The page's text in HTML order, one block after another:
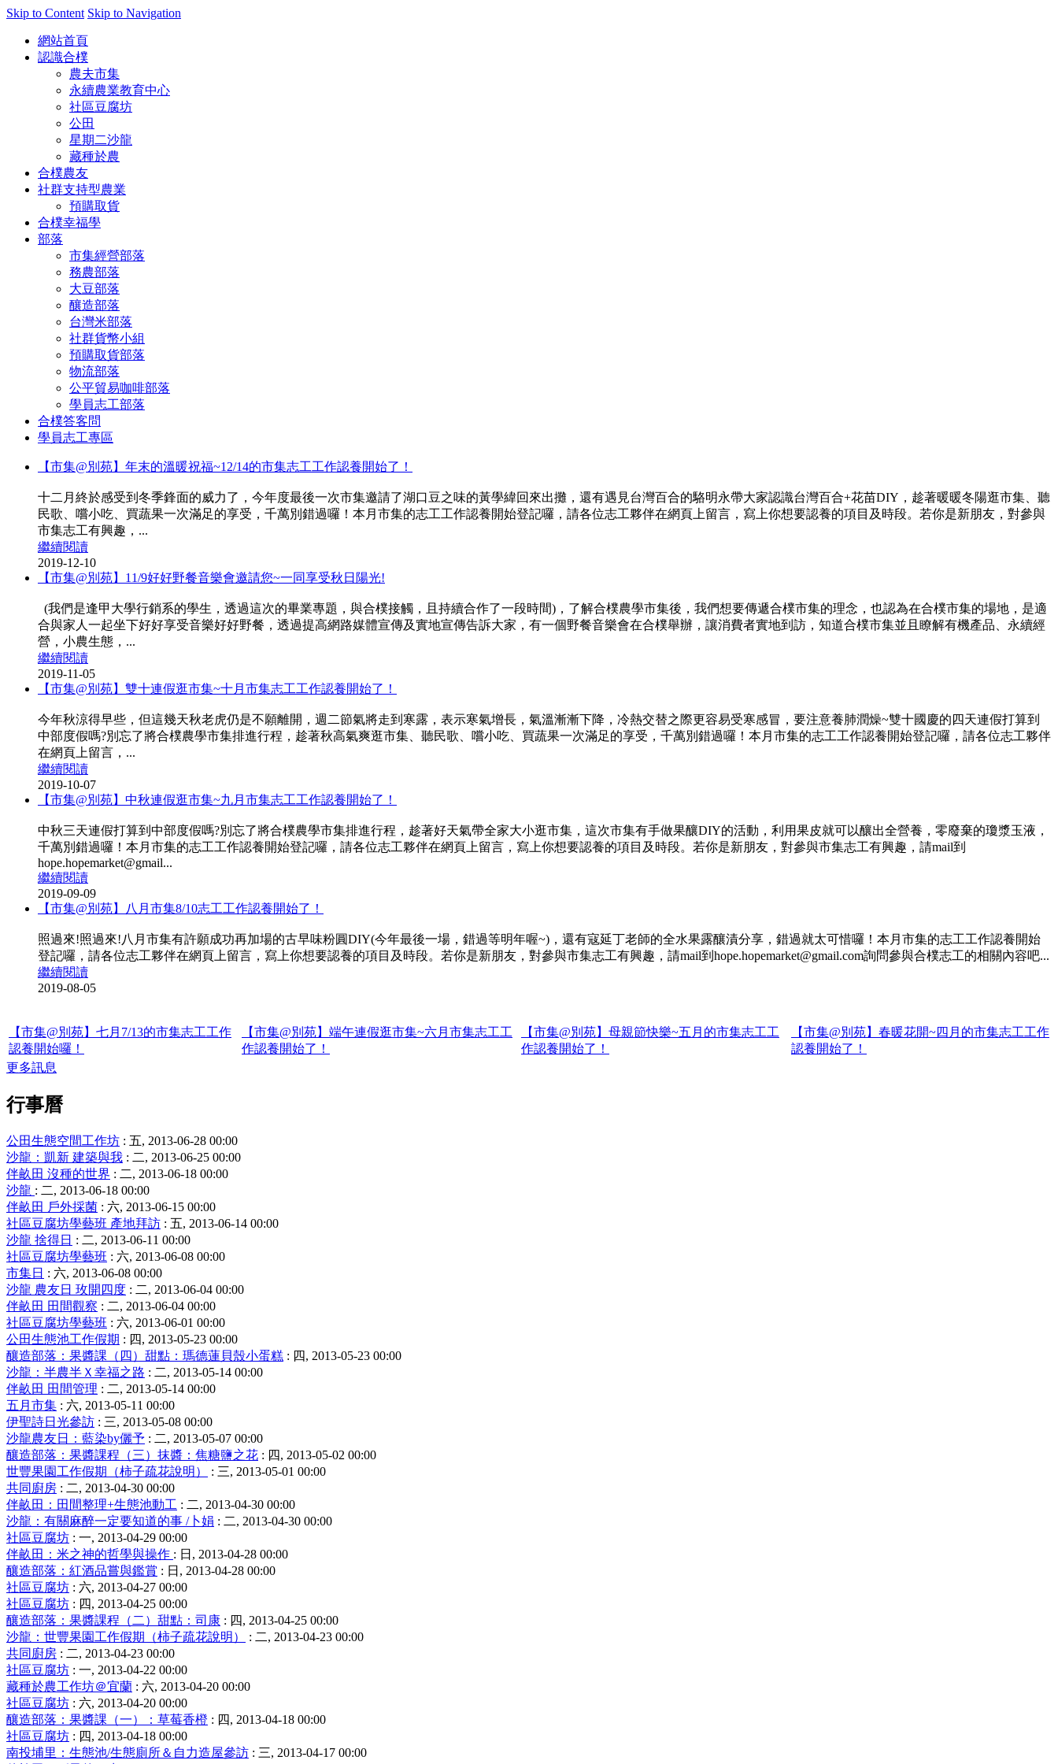
Skip to Content Skip to Navigation
網站首頁
認識合樸
農夫市集
永續農業教育中心
社區豆腐坊
公田
星期二沙龍
藏種於農
合樸農友
社群支持型農業
預購取貨
合樸幸福學
部落
市集經營部落
務農部落
大豆部落
釀造部落
台灣米部落
社群貨幣小組
預購取貨部落
物流部落
公平貿易咖啡部落
學員志工部落
合樸答客問
學員志工專區
【市集@別苑】年末的溫暖祝福~12/14的市集志工工作認養開始了！
十二月終於感受到冬季鋒面的威力了，今年度最後一次市集邀請了湖口豆之味的黃學緯回來出攤，還有遇見台灣百合的駱明永帶大家認識台灣百合+花苗DIY，趁著暖暖冬陽逛市集、聽
民歌、嚐小吃、買蔬果一次滿足的享受，千萬別錯過囉！本月市集的志工工作認養開始登記囉，請各位志工夥伴在網頁上留言，寫上你想要認養的項目及時段。若你是新朋友，對參與
市集志工有興趣，...
繼續閱讀
2019-12-10
【市集@別苑】11/9好好野餐音樂會邀請您~一同享受秋日陽光!
(我們是逢甲大學行銷系的學生，透過這次的畢業專題，與合樸接觸，且持續合作了一段時間)，了解合樸農學市集後，我們想要傳遞合樸市集的理念，也認為在合樸市集的場地，是適
合與家人一起坐下好好享受音樂好好野餐，透過提高網路媒體宣傳及實地宣傳告訴大家，有一個野餐音樂會在合樸舉辦，讓消費者實地到訪，知道合樸市集並且瞭解有機產品、永續經
營，小農生態，...
繼續閱讀
2019-11-05
【市集@別苑】雙十連假逛市集~十月市集志工工作認養開始了！
今年秋涼得早些，但這幾天秋老虎仍是不願離開，週二節氣將走到寒露，表示寒氣增長，氣溫漸漸下降，冷熱交替之際更容易受寒感冒，要注意養肺潤燥~雙十國慶的四天連假打算到
中部度假嗎?別忘了將合樸農學市集排進行程，趁著秋高氣爽逛市集、聽民歌、嚐小吃、買蔬果一次滿足的享受，千萬別錯過囉！本月市集的志工工作認養開始登記囉，請各位志工夥伴
在網頁上留言，...
繼續閱讀
2019-10-07
【市集@別苑】中秋連假逛市集~九月市集志工工作認養開始了！
中秋三天連假打算到中部度假嗎?別忘了將合樸農學市集排進行程，趁著好天氣帶全家大小逛市集，這次市集有手做果釀DIY的活動，利用果皮就可以釀出全營養，零廢棄的瓊漿玉液，
千萬別錯過囉！本月市集的志工工作認養開始登記囉，請各位志工夥伴在網頁上留言，寫上你想要認養的項目及時段。若你是新朋友，對參與市集志工有興趣，請mail到
hope.hopemarket@gmail...
繼續閱讀
2019-09-09
【市集@別苑】八月市集8/10志工工作認養開始了！
照過來!照過來!八月市集有許願成功再加場的古早味粉圓DIY(今年最後一場，錯過等明年喔~)，還有寇延丁老師的全水果露釀漬分享，錯過就太可惜囉！本月市集的志工工作認養開始
登記囉，請各位志工夥伴在網頁上留言，寫上你想要認養的項目及時段。若你是新朋友，對參與市集志工有興趣，請mail到hope.hopemarket@gmail.com詢問參與合樸志工的相關內容吧...
繼續閱讀
2019-08-05
【市集@別苑】七月7/13的市集志工工作
認養開始囉！
【市集@別苑】端午連假逛市集~六月市集志工工
作認養開始了！
【市集@別苑】母親節快樂~五月的市集志工工
作認養開始了！
【市集@別苑】春暖花開~四月的市集志工工作
認養開始了！
更多訊息
行事曆
公田生態空間工作坊 : 五, 2013-06-28 00:00
沙龍：凱新 建築與我 : 二, 2013-06-25 00:00
伴畝田 沒種的世界 : 二, 2013-06-18 00:00
沙龍 : 二, 2013-06-18 00:00
伴畝田 戶外採菌 : 六, 2013-06-15 00:00
社區豆腐坊學藝班 產地拜訪 : 五, 2013-06-14 00:00
沙龍 捨得日 : 二, 2013-06-11 00:00
社區豆腐坊學藝班 : 六, 2013-06-08 00:00
市集日 : 六, 2013-06-08 00:00
沙龍 農友日 玫開四度 : 二, 2013-06-04 00:00
伴畝田 田間觀察 : 二, 2013-06-04 00:00
社區豆腐坊學藝班 : 六, 2013-06-01 00:00
公田生態池工作假期 : 四, 2013-05-23 00:00
釀造部落：果醬課（四）甜點：瑪德蓮貝殼小蛋糕 : 四, 2013-05-23 00:00
沙龍：半農半Ｘ幸福之路 : 二, 2013-05-14 00:00
伴畝田 田間管理 : 二, 2013-05-14 00:00
五月市集 : 六, 2013-05-11 00:00
伊聖詩日光參訪 : 三, 2013-05-08 00:00
沙龍農友日：藍染by儷予 : 二, 2013-05-07 00:00
釀造部落：果醬課程（三）抹醬：焦糖鹽之花 : 四, 2013-05-02 00:00
世豐果園工作假期（柿子疏花說明）
: 三, 2013-05-01 00:00
共同廚房 : 二, 2013-04-30 00:00
伴畝田：田間整理+生態池動工 : 二, 2013-04-30 00:00
沙龍：有關麻醉一定要知道的事 /卜娟 : 二, 2013-04-30 00:00
社區豆腐坊 : 一, 2013-04-29 00:00
伴畝田：米之神的哲學與操作 : 日, 2013-04-28 00:00
釀造部落：紅酒品嘗與鑑賞 : 日, 2013-04-28 00:00
社區豆腐坊 : 六, 2013-04-27 00:00
社區豆腐坊 : 四, 2013-04-25 00:00
釀造部落：果醬課程（二）甜點：司康 : 四, 2013-04-25 00:00
沙龍：世豐果園工作假期（柿子疏花說明）
: 二, 2013-04-23 00:00
共同廚房 : 二, 2013-04-23 00:00
社區豆腐坊 : 一, 2013-04-22 00:00
藏種於農工作坊＠宜蘭 : 六, 2013-04-20 00:00
社區豆腐坊 : 六, 2013-04-20 00:00
釀造部落：果醬課（一）：草莓香橙 : 四, 2013-04-18 00:00
社區豆腐坊 : 四, 2013-04-18 00:00
南投埔里：生態池/生態廁所＆自力造屋參訪 : 三, 2013-04-17 00:00